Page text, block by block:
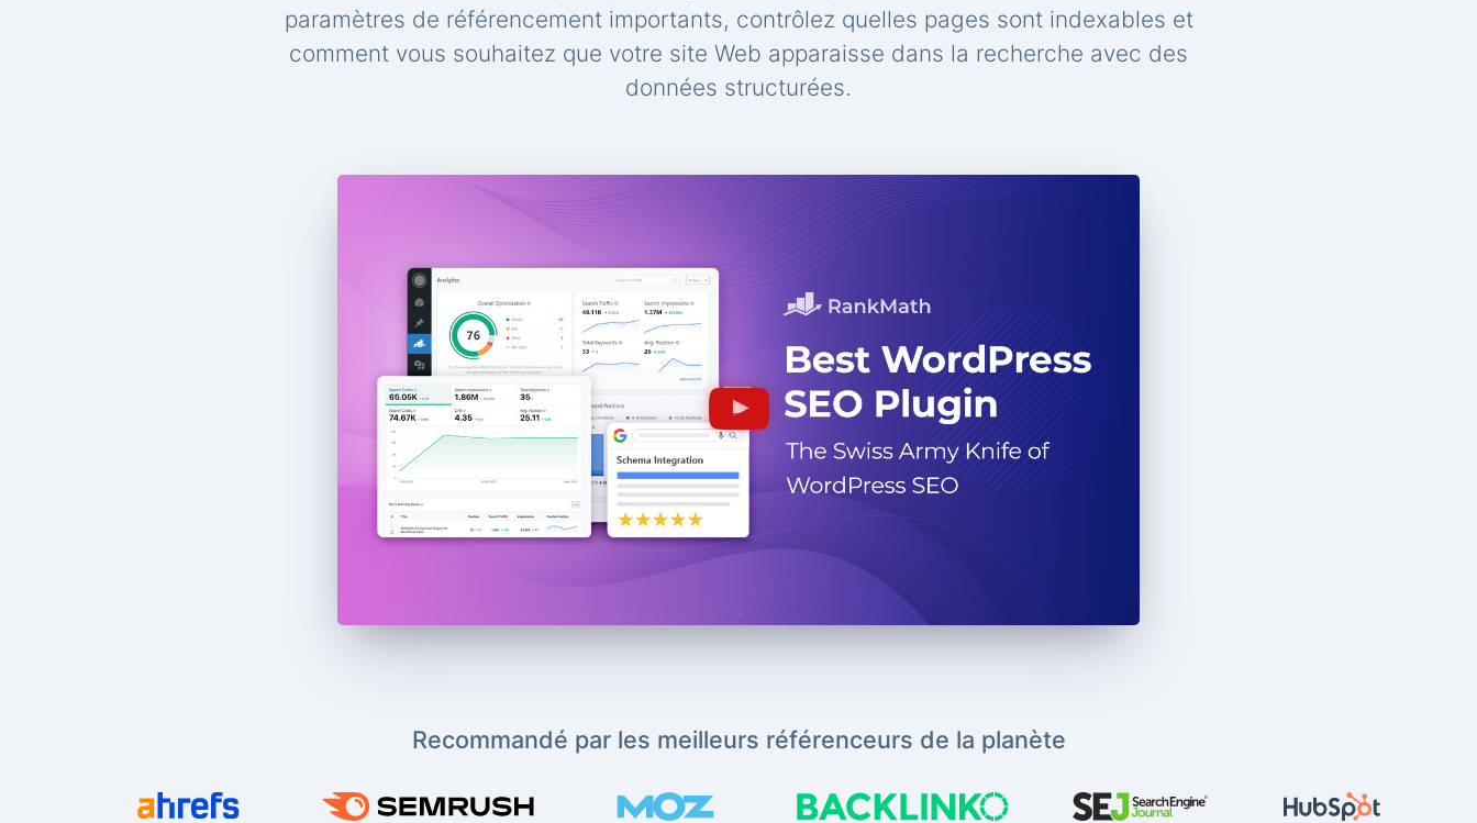
paramètres de référencement importants, contrôlez quelles pages sont indexables et
comment vous souhaitez que votre site Web apparaisse dans la recherche avec des
données structurées.
Recommandé par les meilleurs référenceurs de la planète